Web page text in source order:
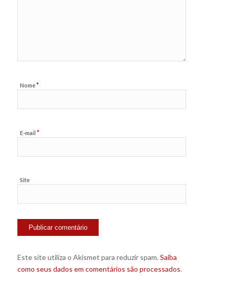
Nome*
E-mail *
Site
Este site utiliza o Akismet para reduzir spam. Saiba
como seus dados em comentários são processados.